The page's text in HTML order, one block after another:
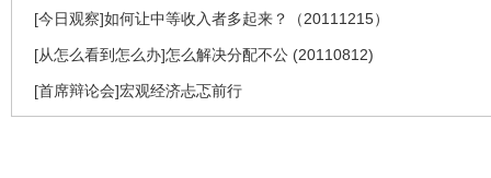
[今日观察]如何让中等收入者多起来？（20111215）
[从怎么看到怎么办]怎么解决分配不公 (20110812)
[首席辩论会]宏观经济忐忑前行